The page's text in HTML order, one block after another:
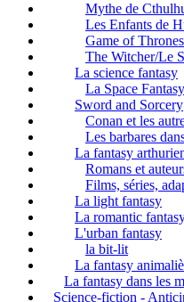
Mythe de
Les Enfants de
Game of
The Witcher/Le
La science fantasy
La Space Fantasy
Sword and Sorcery
Conan et les
Les barbares
La fantasy
Romans et
Films, séries,
La light fantasy
La romantic
L'urban fantasy
la bit-lit
La fantasy
La fantasy dans les
Science-fiction -